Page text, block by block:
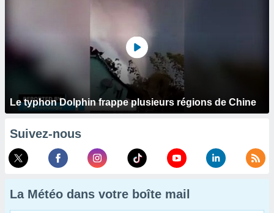
Le typhon Dolphin frappe plusieurs régions de Chine
Suivez-nous
La Météo dans votre boîte mail